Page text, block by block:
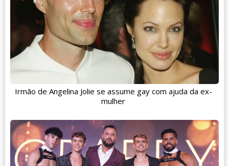
Irmão de Angelina Jolie se assume gay com ajuda da ex-
mulher